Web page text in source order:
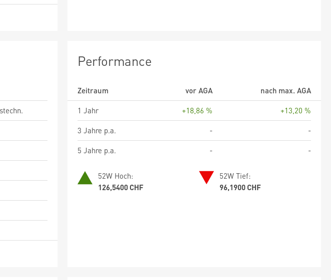
Performance
Zeitraum vor AGA
nach max. AGA
1 Jahr
+18,86 %
+13,20 %
3 Jahre p.a.
-
-
5 Jahre p.a.
- -
52W Hoch:
126,5400 CHF
52W Tief:
96,1900 CHF